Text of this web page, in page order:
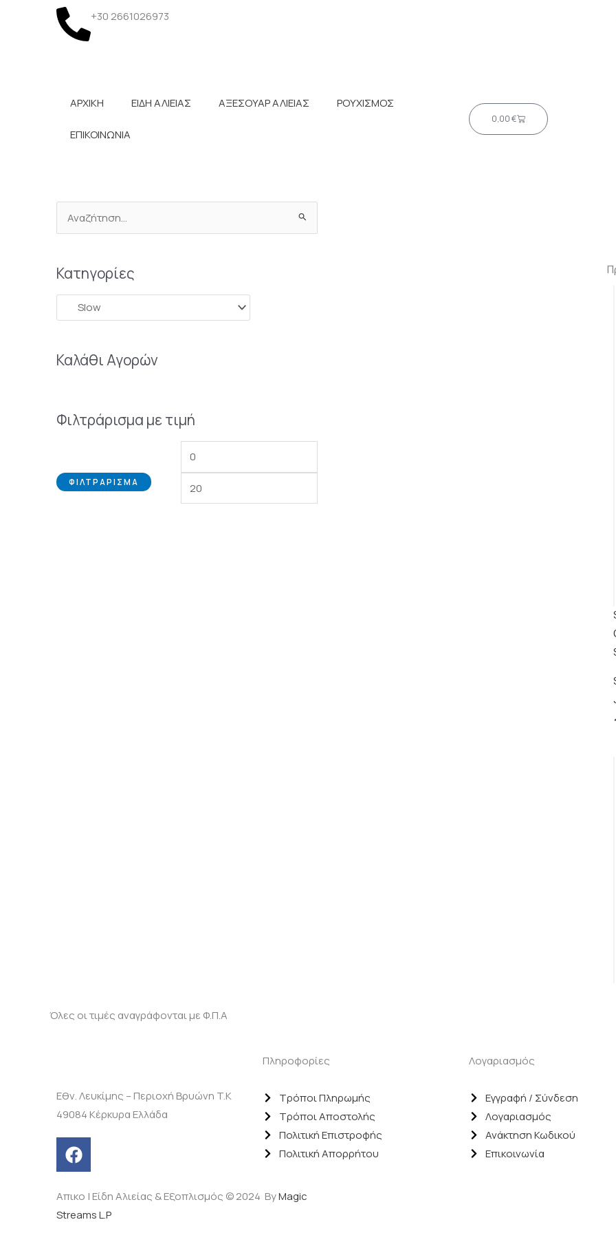
+30 2661026973
ΑΡΧΙΚΗ ΕΙΔΗ ΑΛΙΕΙΑΣ ΑΞΕΣΟΥΑΡ ΑΛΙΕΙΑΣ ΡΟΥΧΙΣΜΟΣ
ΕΠΙΚΟΙΝΩΝΙΑ
0,00€Cart
Αναζήτηση
για:
Κατηγορίες
Καλάθι Αγορών
Φιλτράρισμα με τιμή
τιμή
τιμή
ΦΙΛΤΡΆΡΙΣΜΑ
Όλες οι τιμές αναγράφονται με Φ.Π.Α
Εθν. Λευκίμης – Περιοχή Βρυώνη T.K
49084 Κέρκυρα Ελλάδα
F
a
c
e
b
Πληροφορίες
Τρόποι Πληρωμής
Τρόποι Αποστολής
Πολιτική Επιστροφής
Πολιτική Απορρήτου
Λογαριασμός
Εγγραφή / Σύνδεση
Λογαριασμός
Ανάκτηση Κωδικού
Επικοινωνία
Απικο | Είδη Αλιείας & Εξοπλισμός © 2024 ByMagic
Streams L.P